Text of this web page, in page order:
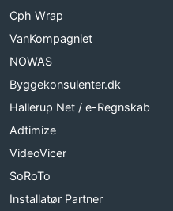
Cph Wrap
VanKompagniet
NOWAS
Byggekonsulenter.dk
Hallerup Net / e-Regnskab
Adtimize
VideoVicer
SoRoTo
Installatør Partner